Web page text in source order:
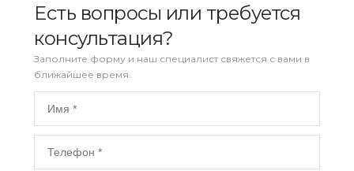
Есть вопросы или требуется
консультация?
Заполните форму и наш специалист свяжется с вами в
ближайшее время.